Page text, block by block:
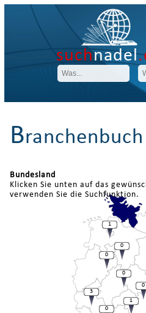
suchnadel
B
Bundesland
Klicken Sie unten auf das
verwenden Sie die Suchfunktion.
3
0
0
1
0
0
0
1